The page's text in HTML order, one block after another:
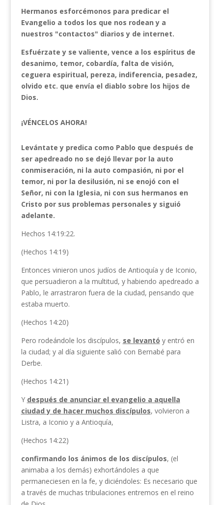
Hermanos esforcémonos para predicar el
Evangelio a todos los que nos rodean y a
nuestros "contactos" diarios y de internet.
Esfuérzate y se valiente, vence a los espíritus de
desanimo, temor, cobardía, falta de visión,
ceguera espiritual, pereza, indiferencia, pesadez,
olvido etc. que envía el diablo sobre los hijos de
Dios.
¡VÉNCELOS AHORA!
Levántate y predica como Pablo que después de
ser apedreado no se dejó llevar por la auto
conmiseración, ni la auto compasión, ni por el
temor, ni por la desilusión, ni se enojó con el
Señor, ni con la Iglesia, ni con sus hermanos en
Cristo por sus problemas personales y siguió
adelante.
Hechos 14:19:22.
(Hechos 14:19)
Entonces vinieron unos judíos de Antioquía y de Iconio,
que persuadieron a la multitud, y habiendo apedreado a
Pablo, le arrastraron fuera de la ciudad, pensando que
estaba muerto.
(Hechos 14:20)
Pero rodeándole los discípulos, se levantó y entró en
la ciudad; y al día siguiente salió con Bernabé para
Derbe.
(Hechos 14:21)
Y después de anunciar el evangelio a aquella
ciudad y de hacer muchos discípulos, volvieron a
Listra, a Iconio y a Antioquía,
(Hechos 14:22)
confirmando los ánimos de los discípulos, (el
animaba a los demás) exhortándoles a que
permaneciesen en la fe, y diciéndoles: Es necesario que
a través de muchas tribulaciones entremos en el reino